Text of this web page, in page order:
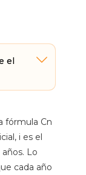
el
fórmula Cn
i es el
Lo
cada año